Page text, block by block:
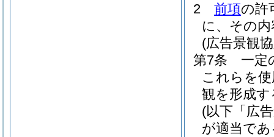
2
前項の許
に、その
(広告景観
第7条
一定
これらを
観を形成
(以下「広
が適当で